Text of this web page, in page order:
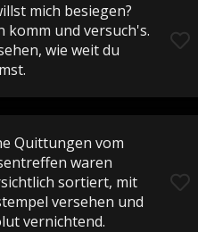
mich besiegen?
komm und versuch's.
wie weit du
Quittungen vom
waren
sortiert, mit
versehen und
vernichtend.